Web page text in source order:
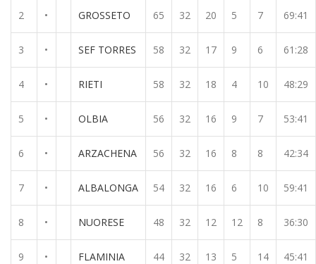
2 • GROSSETO 65 32 20 5 7 69:41
3 • SEF TORRES 58 32 17 9 6 61:28
4 • RIETI 58 32 18 4 10 48:29
5 • OLBIA 56 32 16 9 7 53:41
6 • ARZACHENA 56 32 16 8 8 42:34
7 • ALBALONGA 54 32 16 6 10 59:41
8 • NUORESE 48 32 12 12 8 36:30
9 • FLAMINIA 44 32 13 5 14 45:41